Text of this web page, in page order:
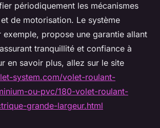
périodiquement les mécanismes
de motorisation. Le système
exemple, propose une garantie allant
tranquillité et confiance à
en savoir plus, allez sur le site
system.com/volet-roulant-
ou-pvc/180-volet-roulant-
grande-largeur.html